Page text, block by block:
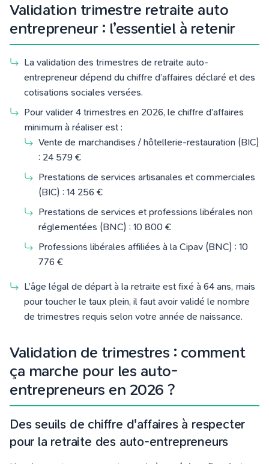
Validation trimestre retraite auto
entrepreneur : l’essentiel à retenir
La validation des trimestres de retraite auto-
entrepreneur dépend du chiffre d’affaires déclaré et des
cotisations sociales versées.
Pour valider 4 trimestres en 2026, le chiffre d’affaires
minimum à réaliser est :
Vente de marchandises / hôtellerie-restauration (BIC)
: 24 579 €
Prestations de services artisanales et commerciales
(BIC) : 14 256 €
Prestations de services et professions libérales non
réglementées (BNC) : 10 800 €
Professions libérales affiliées à la Cipav (BNC) : 10
776 €
L’âge légal de départ à la retraite est fixé à 64 ans, mais
pour toucher le taux plein, il faut avoir validé le nombre
de trimestres requis selon votre année de naissance.
Validation de trimestres : comment
ça marche pour les auto-
entrepreneurs en 2026 ?
Des seuils de chiffre d'affaires à respecter
pour la retraite des auto-entrepreneurs